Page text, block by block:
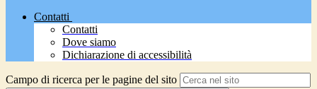
Contatti
Contatti
Dove siamo
Dichiarazione di accessibilità
Campo di ricerca per le pagine del sito